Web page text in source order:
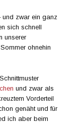
und zwar ein ganz
sich schnell
unserer
ohnehin
und zwar als
Vorderteil
genäht und für
ich aber beim